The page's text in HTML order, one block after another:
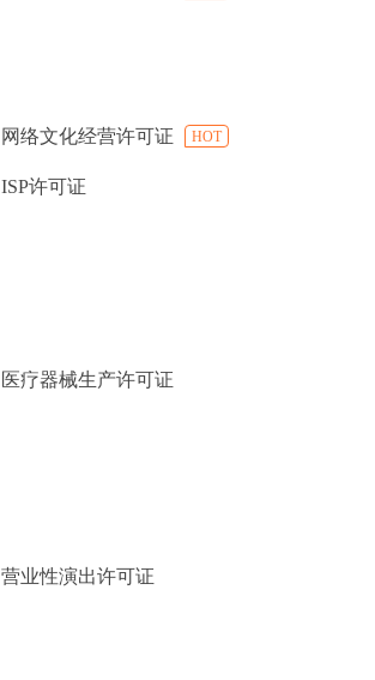
网络文化经营许可证 HOT
ISP许可证
医疗器械生产许可证
营业性演出许可证